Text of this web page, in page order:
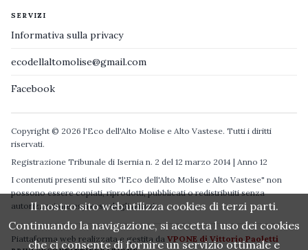
SERVIZI
Informativa sulla privacy
ecodellaltomolise@gmail.com
Facebook
Copyright © 2026 l'Eco dell'Alto Molise e Alto Vastese. Tutti i diritti
riservati.
Registrazione Tribunale di Isernia n. 2 del 12 marzo 2014 | Anno 12
I contenuti presenti sul sito "l'Eco dell'Alto Molise e Alto Vastese" non
possono essere copiati, riprodotti, pubblicati o redistribuiti senza
autorizzazione espressa degli autori.
Piattaforma web realizzata e gestita da VPONE di Vittorio Paoletti
Il nostro sito web utilizza cookies di terzi parti.
Continuando la navigazione, si accetta l uso dei cookies
che ci consente di fornire un servizio ottimale e